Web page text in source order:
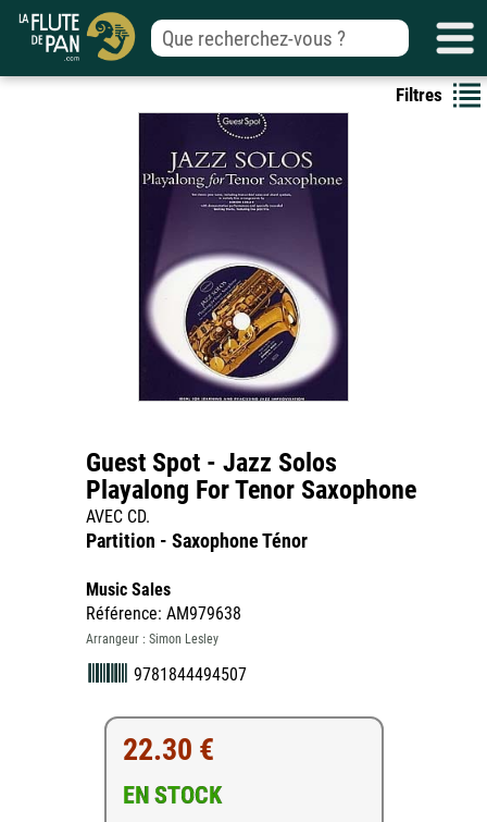
Filtres
Guest Spot - Jazz Solos
Playalong For Tenor Saxophone
AVEC CD.
Partition - Saxophone Ténor
Music Sales
Référence: AM979638
Arrangeur : Simon Lesley
9781844494507
22.30 €
EN STOCK